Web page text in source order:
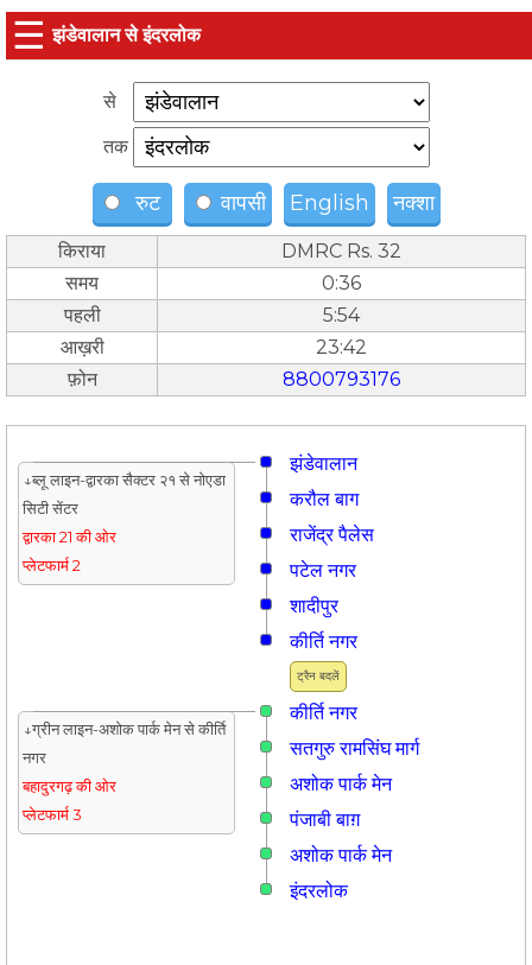
☰ झंडेवालान से इंदरलोक
से
तक
रुट वापसी English नक्शा
किराया
DMRC Rs. 32
समय
0:36
पहली
5:54
आख़री
23:42
फ़ोन
8800793176
झंडेवालान
↓ब्लू लाइन-द्वारका सैक्टर २१ से नोएडा
सिटी सेंटर
द्वारका 21 की ओर
प्लेटफार्म 2
करौल बाग
राजेंद्र पैलेस
पटेल नगर
शादीपुर
ट्रैन बदलें
कीर्ति नगर
कीर्ति नगर
↓ग्रीन लाइन-अशोक पार्क मेन से कीर्ति
नगर
बहादुरगढ़ की ओर
प्लेटफार्म 3
सतगुरु रामसिंघ मार्ग
अशोक पार्क मेन
पंजाबी बाग़
अशोक पार्क मेन
इंदरलोक